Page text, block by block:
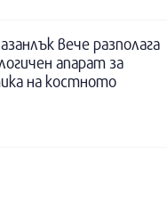
вече разполага
апарат за
на костното